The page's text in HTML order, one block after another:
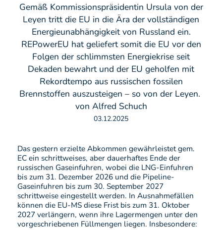
Gemäß Kommissionspräsidentin Ursula von der
Leyen tritt die EU in die Ära der vollständigen
Energieunabhängigkeit von Russland ein.
REPowerEU hat geliefert somit die EU vor den
Folgen der schlimmsten Energiekrise seit
Dekaden bewahrt und der EU geholfen mit
Rekordtempo aus russischen fossilen
Brennstoffen auszusteigen – so von der Leyen.
von Alfred Schuch
03.12.2025
Das gestern erzielte Abkommen gewährleistet gem.
EC ein schrittweises, aber dauerhaftes Ende der
russischen Gaseinfuhren, wobei die LNG-Einfuhren
bis zum 31. Dezember 2026 und die Pipeline-
Gaseinfuhren bis zum 30. September 2027
schrittweise eingestellt werden. In Ausnahmefällen
können die EU-MS diese Frist bis zum 31. Oktober
2027 verlängern, wenn ihre Lagermengen unter den
vorgeschriebenen Füllmengen liegen. Insbesondere: